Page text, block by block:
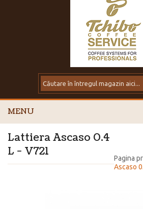
MENU
Pagina
Ascaso
Lattiera Ascaso 0.4
L - V721